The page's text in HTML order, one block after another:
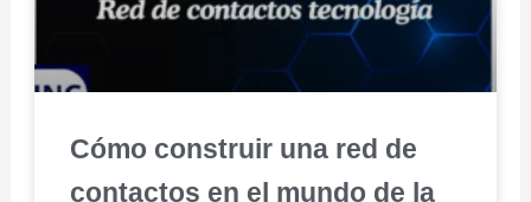
Cómo construir una red de
contactos en el mundo de la